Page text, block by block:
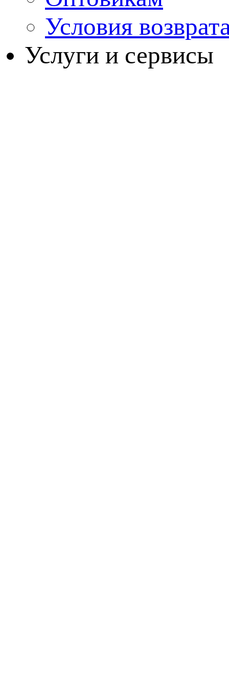
Условия
Услуги и сервисы